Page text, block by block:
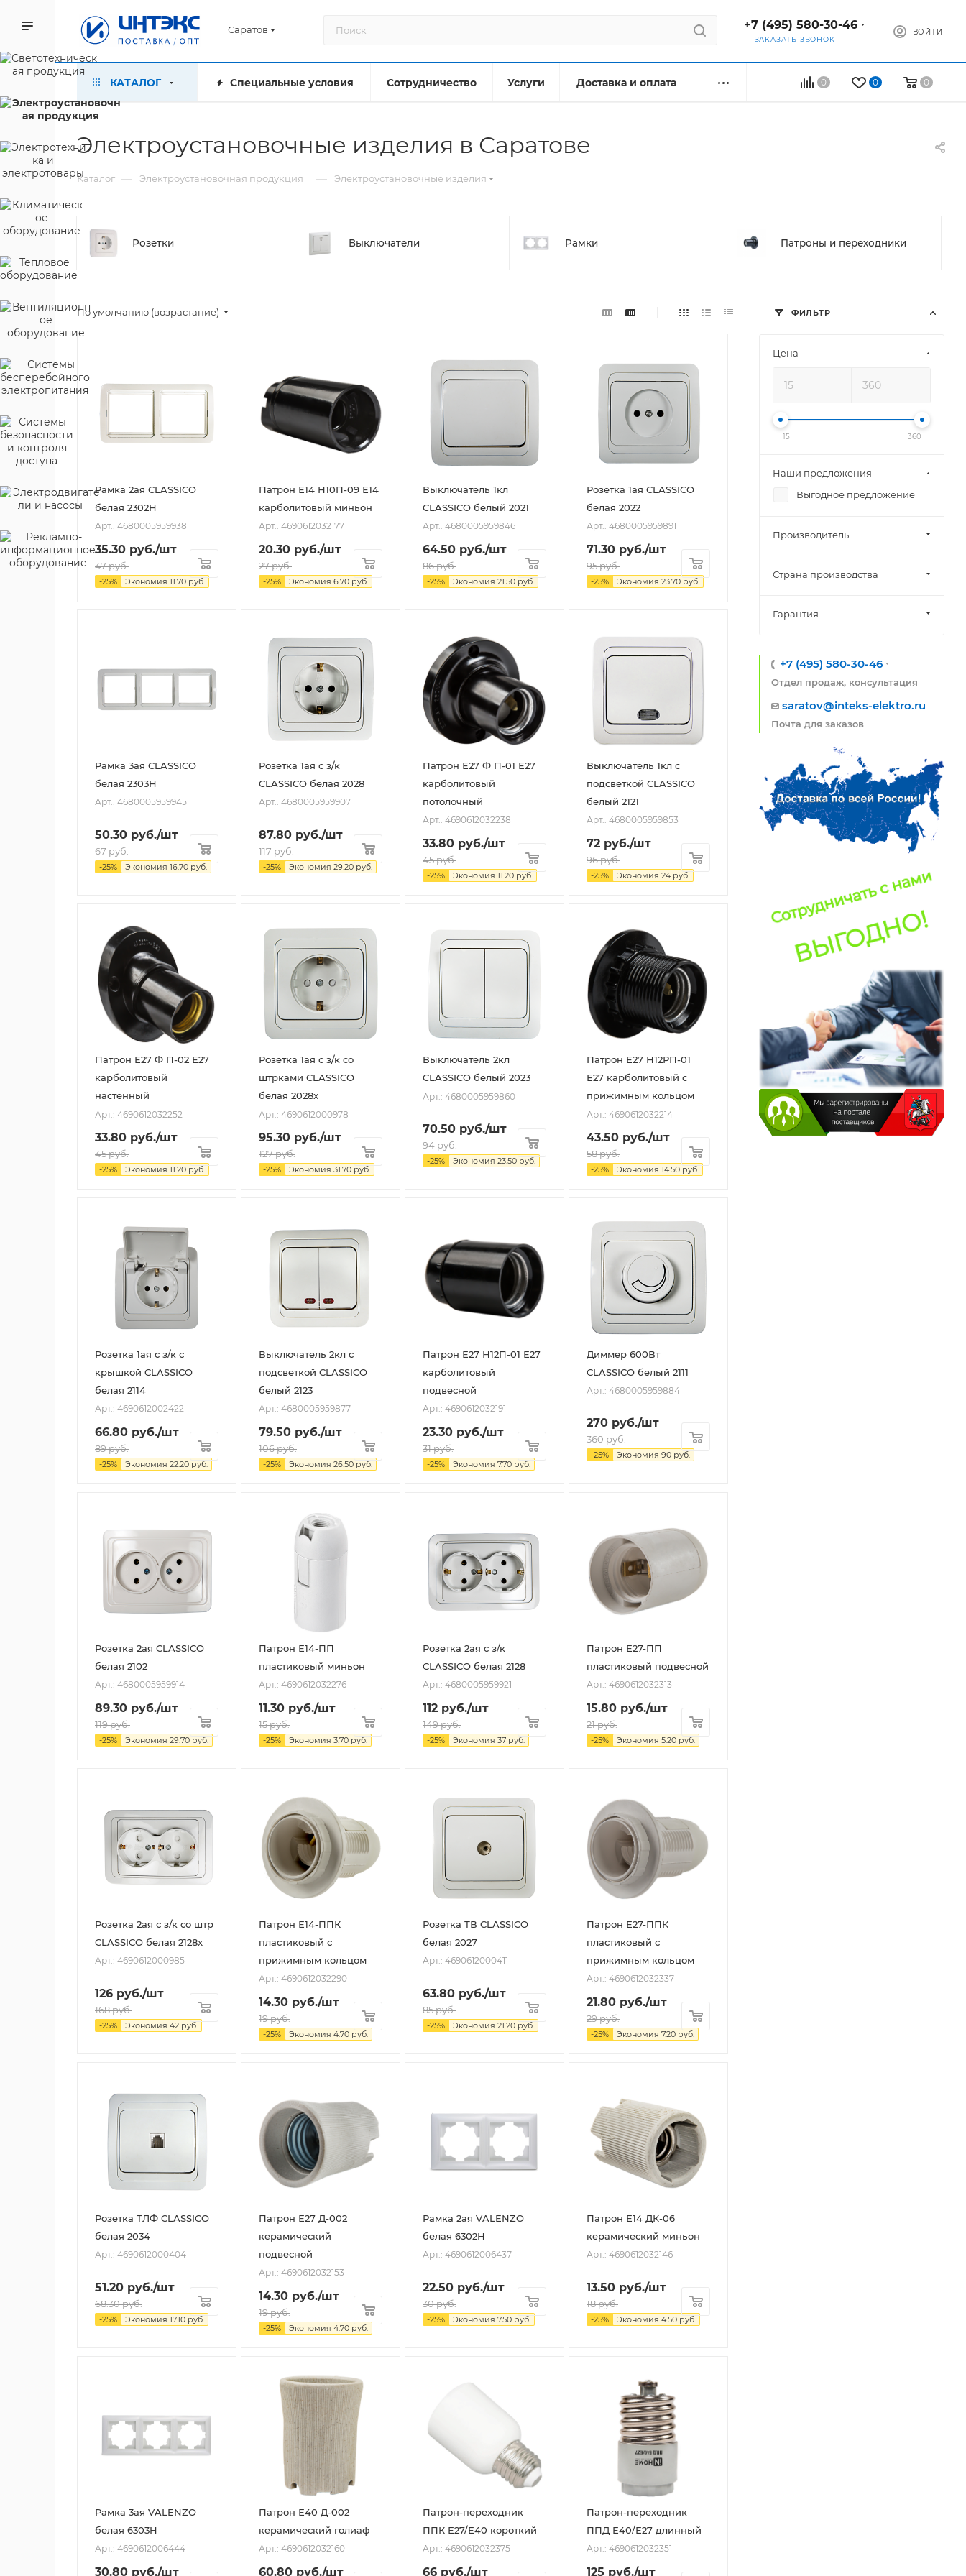
Саратов +7 (495) 580-30-46
ЗАКАЗАТЬ ЗВОНОК
ВОЙТИ
0 0 0
КАТАЛОГ Специальные условия Сотрудничество Услуги Доставка и оплата
Электроустановочные изделия в Саратове
Каталог — Электроустановочная продукция — Электроустановочные изделия
Розетки Выключатели Рамки Патроны и переходники
По умолчанию (возрастание)
Рамка 2ая CLASSICO
белая 2302H
Арт.: 4680005959938
35.30 руб./шт
47руб.
-25% Экономия 11.70 руб.
Патрон Е14 Н10П-09 Е14
карболитовый миньон
Арт.: 4690612032177
20.30 руб./шт
27руб.
-25% Экономия 6.70 руб.
Выключатель 1кл
CLASSICO белый 2021
Арт.: 4680005959846
64.50 руб./шт
86руб.
-25% Экономия 21.50 руб.
Розетка 1ая CLASSICO
белая 2022
Арт.: 4680005959891
71.30 руб./шт
95руб.
-25% Экономия 23.70 руб.
Рамка 3ая CLASSICO
белая 2303H
Арт.: 4680005959945
50.30 руб./шт
67руб.
-25% Экономия 16.70 руб.
Розетка 1ая с з/к
CLASSICO белая 2028
Арт.: 4680005959907
87.80 руб./шт
117руб.
-25% Экономия 29.20 руб.
Патрон Е27 Ф П-01 Е27
карболитовый
потолочный
Арт.: 4690612032238
33.80 руб./шт
45руб.
-25% Экономия 11.20 руб.
Выключатель 1кл с
подсветкой CLASSICO
белый 2121
Арт.: 4680005959853
72 руб./шт
96руб.
-25% Экономия 24 руб.
Патрон Е27 Ф П-02 Е27
карболитовый
настенный
Арт.: 4690612032252
33.80 руб./шт
45руб.
-25% Экономия 11.20 руб.
Розетка 1ая с з/к со
штрками CLASSICO
белая 2028x
Арт.: 4690612000978
95.30 руб./шт
127руб.
-25% Экономия 31.70 руб.
Выключатель 2кл
CLASSICO белый 2023
Арт.: 4680005959860
70.50 руб./шт
94руб.
-25% Экономия 23.50 руб.
Патрон Е27 Н12РП-01
Е27 карболитовый с
прижимным кольцом
Арт.: 4690612032214
43.50 руб./шт
58руб.
-25% Экономия 14.50 руб.
Розетка 1ая с з/к с
крышкой CLASSICO
белая 2114
Арт.: 4690612002422
66.80 руб./шт
89руб.
-25% Экономия 22.20 руб.
Выключатель 2кл с
подсветкой CLASSICO
белый 2123
Арт.: 4680005959877
79.50 руб./шт
106руб.
-25% Экономия 26.50 руб.
Патрон Е27 Н12П-01 Е27
карболитовый
подвесной
Арт.: 4690612032191
23.30 руб./шт
31руб.
-25% Экономия 7.70 руб.
Диммер 600Вт
CLASSICO белый 2111
Арт.: 4680005959884
270 руб./шт
360руб.
-25% Экономия 90 руб.
Розетка 2ая CLASSICO
белая 2102
Арт.: 4680005959914
89.30 руб./шт
119руб.
-25% Экономия 29.70 руб.
Патрон Е14-ПП
пластиковый миньон
Арт.: 4690612032276
11.30 руб./шт
15руб.
-25% Экономия 3.70 руб.
Розетка 2ая с з/к
CLASSICO белая 2128
Арт.: 4680005959921
112 руб./шт
149руб.
-25% Экономия 37 руб.
Патрон Е27-ПП
пластиковый подвесной
Арт.: 4690612032313
15.80 руб./шт
21руб.
-25% Экономия 5.20 руб.
Розетка 2ая с з/к со штр
CLASSICO белая 2128x
Арт.: 4690612000985
126 руб./шт
168руб.
-25% Экономия 42 руб.
Патрон Е14-ППК
пластиковый с
прижимным кольцом
Арт.: 4690612032290
14.30 руб./шт
19руб.
-25% Экономия 4.70 руб.
Розетка ТВ CLASSICO
белая 2027
Арт.: 4690612000411
63.80 руб./шт
85руб.
-25% Экономия 21.20 руб.
Патрон Е27-ППК
пластиковый с
прижимным кольцом
Арт.: 4690612032337
21.80 руб./шт
29руб.
-25% Экономия 7.20 руб.
Розетка ТЛФ CLASSICO
белая 2034
Арт.: 4690612000404
51.20 руб./шт
68.30руб.
-25% Экономия 17.10 руб.
Патрон Е27 Д-002
керамический
подвесной
Арт.: 4690612032153
14.30 руб./шт
19руб.
-25% Экономия 4.70 руб.
Рамка 2ая VALENZO
белая 6302H
Арт.: 4690612006437
22.50 руб./шт
30руб.
-25% Экономия 7.50 руб.
Патрон Е14 ДК-06
керамический миньон
Арт.: 4690612032146
13.50 руб./шт
18руб.
-25% Экономия 4.50 руб.
Рамка 3ая VALENZO
белая 6303H
Арт.: 4690612006444
30.80 руб./шт
Патрон Е40 Д-002
керамический голиаф
Арт.: 4690612032160
60.80 руб./шт
Патрон-переходник
ППК Е27/Е40 короткий
Арт.: 4690612032375
66 руб./шт
Патрон-переходник
ППД Е40/Е27 длинный
Арт.: 4690612032351
125 руб./шт
ФИЛЬТР
Цена
15 360
Наши предложения
Выгодное предложение
Производитель
Страна производства
Гарантия
+7 (495) 580-30-46
Отдел продаж, консультация
saratov@inteks-elektro.ru
Почта для заказов